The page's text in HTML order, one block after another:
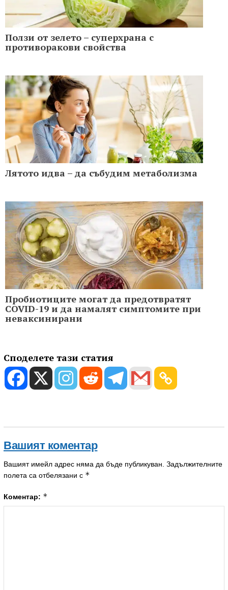
Ползи от зелето – суперхрана с
противоракови свойства
Лятото идва – да събудим метаболизма
Пробиотиците могат да предотвратят
COVID-19 и да намалят симптомите при
неваксинирани
Споделете тази статия
Вашият коментар
Вашият имейл адрес няма да бъде публикуван. Задължителните
полета са отбелязани с *
Коментар: *